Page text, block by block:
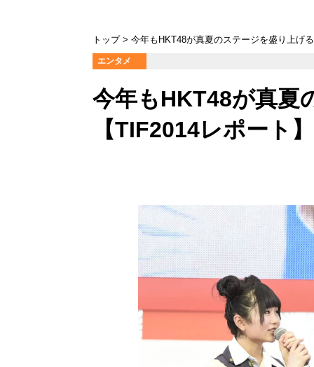
トップ 今年もHKT48が真夏のステージを盛り上げ
エンタメ
今年もHKT48が真夏
【TIF2014レポート】